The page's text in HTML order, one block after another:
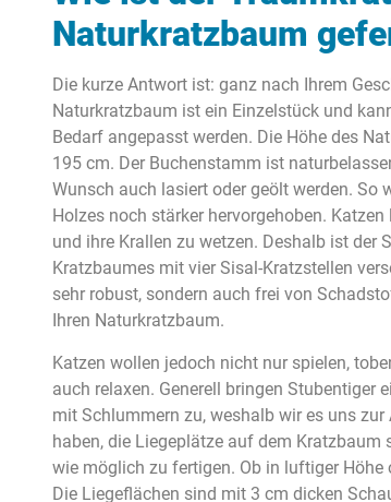
Naturkratzbaum
Die kurze Antwort ist: ganz nach Ihrem
Naturkratzbaum ist ein Einzelstück und
Bedarf angepasst werden. Die Höhe des
195 cm. Der Buchenstamm ist
Wunsch auch lasiert oder geölt werden. So
Holzes noch stärker hervorgehoben. Katzen
und ihre Krallen zu wetzen. Deshalb ist der
Kratzbaumes mit vier Sisal-Kratzstellen
sehr robust, sondern auch frei von
Ihren Naturkratzbaum.
Katzen wollen jedoch nicht nur spielen,
auch relaxen. Generell bringen Stubentiger
mit Schlummern zu, weshalb wir es uns
haben, die Liegeplätze auf dem Kratzbaum
wie möglich zu fertigen. Ob in luftiger Höhe
Die Liegeflächen sind mit 3 cm dicken